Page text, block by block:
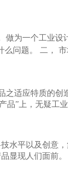
做为一个工业设
问题。 二，
适应特质的
”上，无疑工业
水平以及创意
显现人们面前。